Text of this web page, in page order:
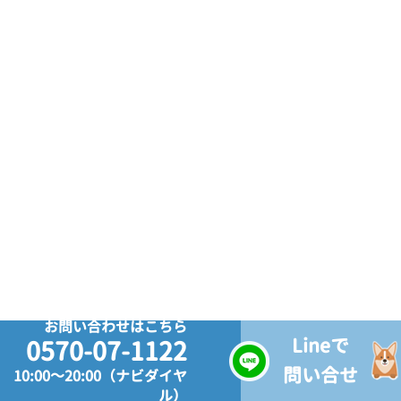
お問い合わせはこちら
0570-07-1122
10:00～20:00（ナビダイヤ
ル）
Lineで
問い合せ